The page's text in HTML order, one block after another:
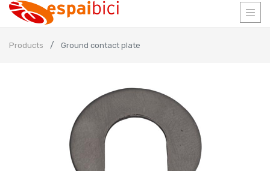
Products Ground contact plate